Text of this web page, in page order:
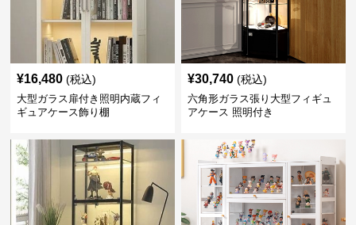
¥16,480 (税込)
大型ガラス扉付き照明内蔵フィ
ギュアケース飾り棚
¥30,740 (税込)
六角形ガラス張り大型フィギュ
アケース 照明付き